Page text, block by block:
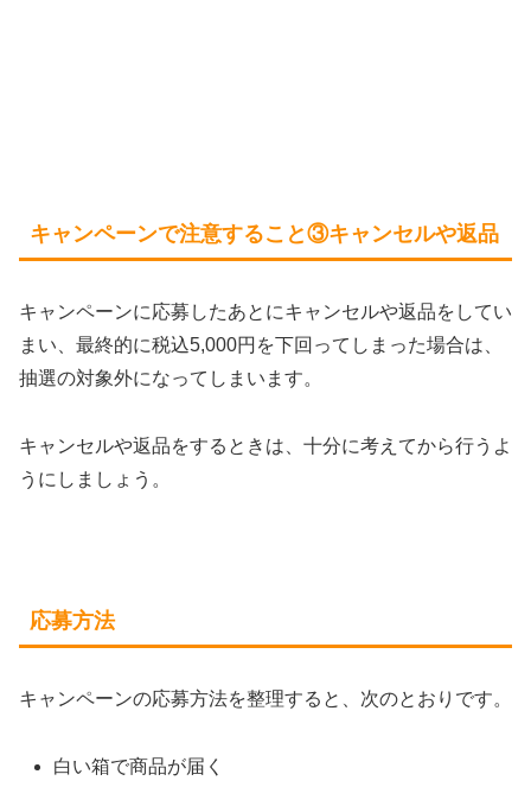
キャンペーンで注意すること③キャンセルや返品
キャンペーンに応募したあとにキャンセルや返品をしてい
まい、最終的に税込5,000円を下回ってしまった場合は、
抽選の対象外になってしまいます。
キャンセルや返品をするときは、十分に考えてから行うよ
うにしましょう。
応募方法
キャンペーンの応募方法を整理すると、次のとおりです。
白い箱で商品が届く